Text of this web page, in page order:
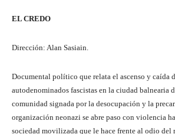
EL CREDO
Dirección: Alan Sasiain.
Documental político que relata el ascenso y caída
autodenominados fascistas en la ciudad balnearia
comunidad signada por la desocupación y la
organización neonazi se abre paso con violencia
sociedad movilizada que le hace frente al odio del